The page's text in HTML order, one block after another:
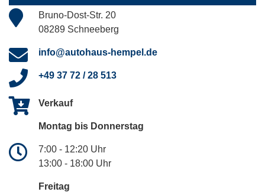
Bruno-Dost-Str. 20
08289 Schneeberg
info@autohaus-hempel.de
+49 37 72 / 28 513
Verkauf
Montag bis Donnerstag
7:00 - 12:20 Uhr
13:00 - 18:00 Uhr
Freitag